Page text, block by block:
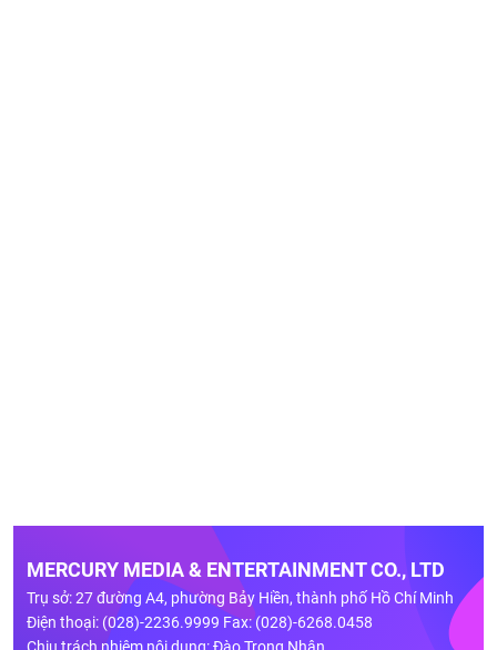
MERCURY MEDIA & ENTERTAINMENT CO., LTD
Trụ sở: 27 đường A4, phường Bảy Hiền, thành phố Hồ Chí Minh
Điện thoại: (028)-2236.9999 Fax: (028)-6268.0458